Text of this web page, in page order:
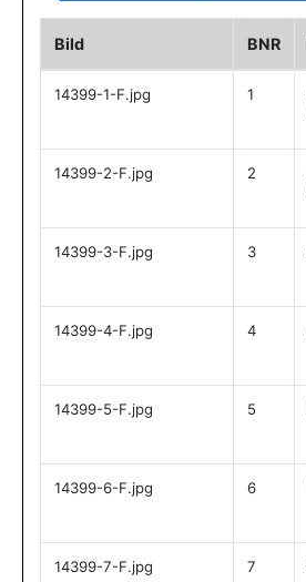
Bild BNR
14399-1-F.jpg 1
14399-2-F.jpg 2
14399-3-F.jpg 3
14399-4-F.jpg 4
14399-5-F.jpg 5
14399-6-F.jpg 6
14399-7-F.jpg 7